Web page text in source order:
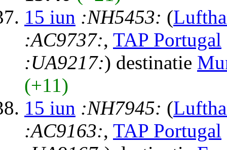
15 iun :NH5453: (
:AC9737:, TAP Portugal
:UA9217:) destinatie
(+11)
15 iun :NH7945: (
:AC9163:, TAP Portugal